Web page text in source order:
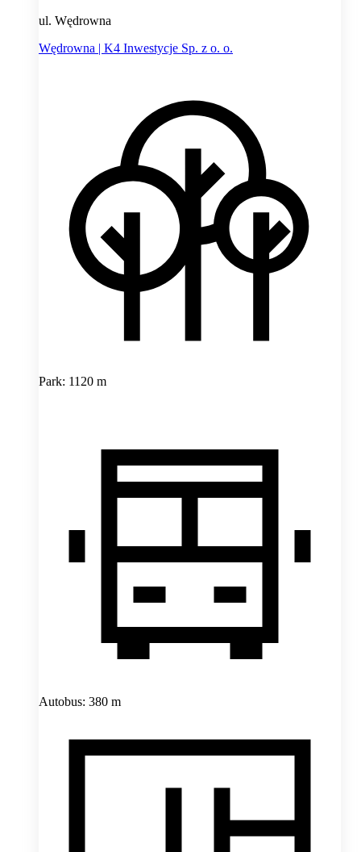
ul. Wędrowna
Wędrowna | K4 Inwestycje Sp. z o. o.
Park: 1120 m
Autobus: 380 m